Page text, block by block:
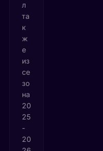
л
та
к
ж
е
из
се
зо
на
20
25
-
20